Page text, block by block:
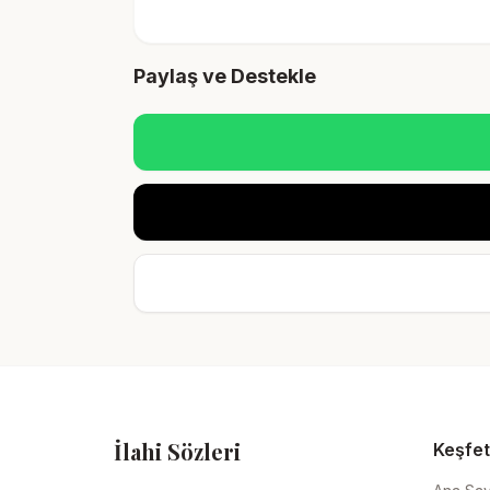
Paylaş ve Destekle
İlahi Sözleri Keşfet